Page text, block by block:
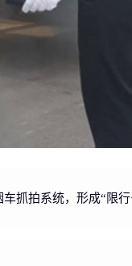
抓拍系统，形成“限